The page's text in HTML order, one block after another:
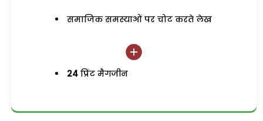
समाजिक समस्याओं पर चोट करते लेख
24 प्रिंट मैगजीन